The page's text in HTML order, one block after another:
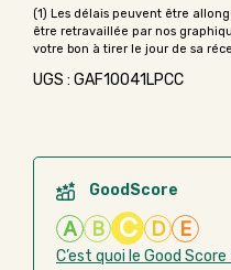
UGS : GAF10041LPCC
GoodScore
A B C D E
C’est quoi le Good Score